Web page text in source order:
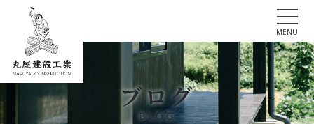
Skip
content
MENU
ブログ
BLOG